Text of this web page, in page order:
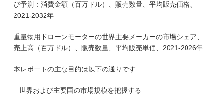
び予測：消費金額（百万ドル）、販売数量、平均販売価格、
2021-2032年
重量物用ドローンモーターの世界主要メーカーの市場シェア、
売上高（百万ドル）、販売数量、平均販売単価、2021-2026年
本レポートの主な目的は以下の通りです：
– 世界および主要国の市場規模を把握する